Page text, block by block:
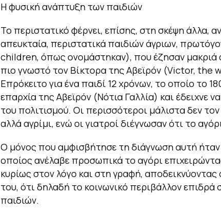
Η φυσική ανάπτυξη των παιδιών
Το περιστατικό φέρνει, επίσης, στη σκέψη άλλα,
απευκταία, περιστατικά παιδιών άγριων,
children, όπως ονομάστηκαν), που έζησαν μακριά
πιο γνωστό τον Βίκτορα της Αβεϊρόν (Victor, the
Eπρόκειτο για ένα παιδί 12 χρόνων, το οποίο το
επαρχία της Αβεϊρόν (Νότια Γαλλία) και έδειχνε
του πολιτισμού. Οι περισσότεροι μάλιστα δεν
αλλά αγρίμι, ενώ οι γιατροί διέγνωσαν ότι το
Ο μόνος που αμφισβήτησε τη διάγνωση αυτή
οποίος ανέλαβε προσωπικά το αγόρι
κυρίως στον λόγο και στη γραφή,
του, ότι δηλαδή το κοινωνικό περιβάλλον
παιδιών.